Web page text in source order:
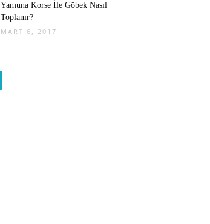
Yamuna Korse İle Göbek Nasıl
Toplanır?
MART 6, 2017